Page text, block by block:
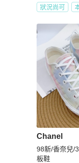
狀況尚可
Chanel
98新/香奈兒/
板鞋